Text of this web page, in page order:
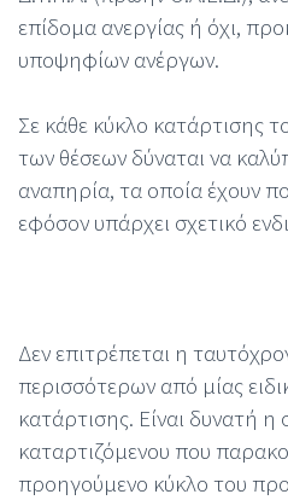
επίδομα ανεργίας ή όχι,
υποψηφίων ανέργων.
Σε κάθε κύκλο κατάρτισης
των θέσεων δύναται να
αναπηρία, τα οποία έχουν
εφόσον υπάρχει σχετικό
Δεν επιτρέπεται η
περισσότερων από μίας
κατάρτισης. Είναι δυνατή
καταρτιζόμενου που
προηγούμενο κύκλο του